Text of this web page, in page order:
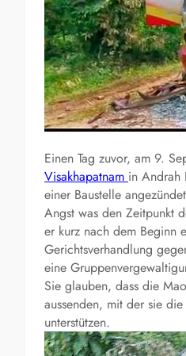
Einen Tag zuvor, am 9.
Visakhapatnam in Andrah
einer Baustelle
Angst was den Zeitpunkt
er kurz nach dem Beginn
Gerichtsverhandlung
eine
Sie glauben, dass die
aussenden, mit der sie
unterstützen.